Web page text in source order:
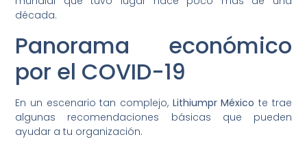
década.
Panorama económico
por el COVID-19
En un escenario tan complejo, Lithiumpr México te trae
algunas recomendaciones básicas que pueden
ayudar a tu organización.